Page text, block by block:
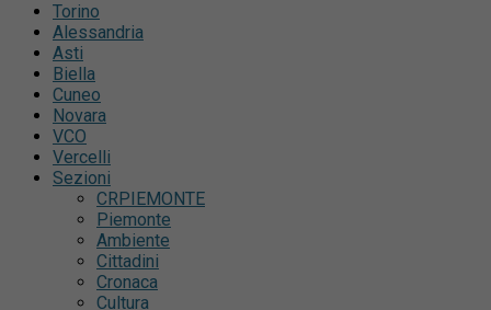
Torino
Alessandria
Asti
Biella
Cuneo
Novara
VCO
Vercelli
Sezioni
CRPIEMONTE
Piemonte
Ambiente
Cittadini
Cronaca
Cultura